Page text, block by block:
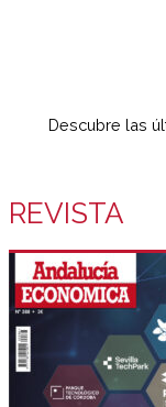
Descubre las
REVISTA